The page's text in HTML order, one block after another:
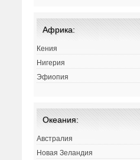
Африка:
Кения
Нигерия
Эфиопия
Океания:
Австралия
Новая Зеландия